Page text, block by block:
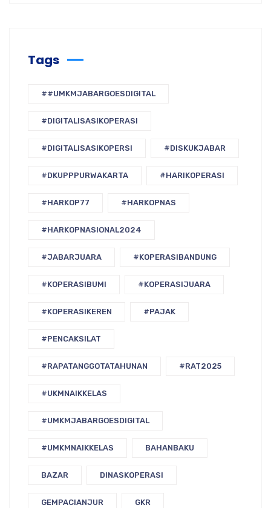
Tags
##UMKMJABARGOESDIGITAL
#DIGITALISASIKOPERASI
#DIGITALISASIKOPERSI #DISKUKJABAR
#DKUPPPURWAKARTA #HARIKOPERASI
#HARKOP77 #HARKOPNAS
#HARKOPNASIONAL2024
#JABARJUARA #KOPERASIBANDUNG
#KOPERASIBUMI #KOPERASIJUARA
#KOPERASIKEREN #PAJAK
#PENCAKSILAT
#RAPATANGGOTATAHUNAN #RAT2025
#UKMNAIKKELAS
#UMKMJABARGOESDIGITAL
#UMKMNAIKKELAS BAHANBAKU
BAZAR DINASKOPERASI
GEMPACIANJUR GKR